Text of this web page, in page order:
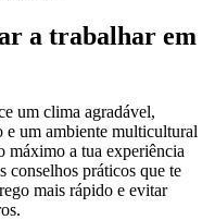
a trabalhar em
um clima agradável,
e um ambiente multicultural
máximo a tua experiência
conselhos práticos que te
mais rápido e evitar